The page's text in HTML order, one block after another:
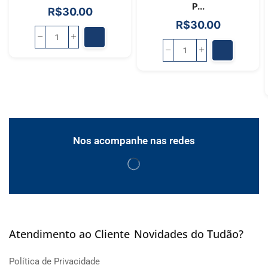
R$30.00
P...
R$30.00
Nos acompanhe nas redes
Atendimento ao Cliente
Política de Privacidade
Novidades do Tudão?